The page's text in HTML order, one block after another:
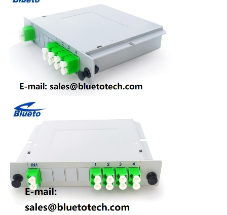
な
地
PRIVACY
POLICY